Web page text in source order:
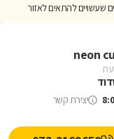
שעשויים להתאים לאזור
יצירת קשר